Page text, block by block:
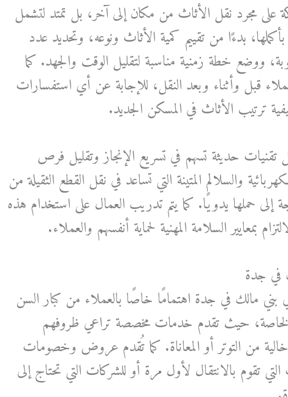
على مجرد نقل الأثاث من مكان إلى آخر، بل تمتد لتشمل
بدءًا من تقييم كمية الأثاث ونوعه، وتحديد عدد
ووضع خطة زمنية مناسبة لتقليل الوقت والجهد. كما
قبل وأثناء وبعد النقل، للإجابة عن أي استفسارات
ترتيب الأثاث في المسكن الجديد.
تقنيات حديثة تسهم في تسريع الإنجاز وتقليل فرص
والسلالم المتينة التي تساعد في نقل القطع الثقيلة من
إلى حملها يدويًا. كما يتم تدريب العمال على استخدام هذه
بمعايير السلامة المهنية لحماية أنفسهم والعملاء.
في جدة
مالك في جدة اهتمامًا خاصًا بالعملاء من كبار السن
حيث تقدم خدمات مخصصة تراعي ظروفهم
من التوتر أو المعاناة. كما تُقدم عروض وخصومات
تقوم بالانتقال لأول مرة أو للشركات التي تحتاج إلى